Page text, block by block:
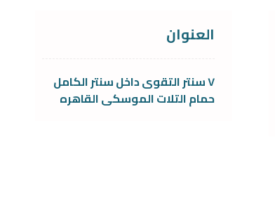
العنوان
٧ سنتر التقوى داخل سنتر الكامل
حمام التلات الموسكى القاهره